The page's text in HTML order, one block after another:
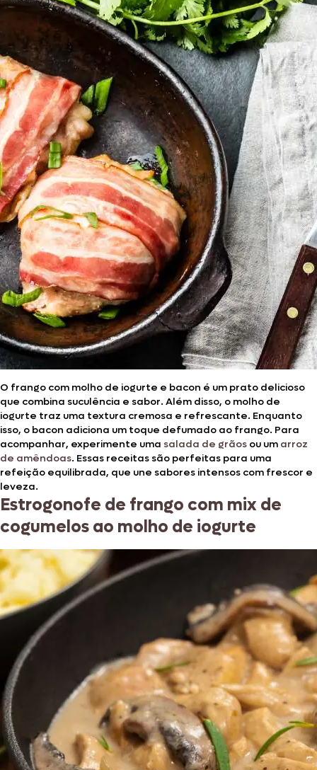
O frango com molho de iogurte e bacon é um prato delicioso
que combina suculência e sabor. Além disso, o molho de
iogurte traz uma textura cremosa e refrescante. Enquanto
isso, o bacon adiciona um toque defumado ao frango. Para
acompanhar, experimente uma salada de grãos ou um arroz
de amêndoas. Essas receitas são perfeitas para uma
refeição equilibrada, que une sabores intensos com frescor e
leveza.
Estrogonofe de frango com mix de
cogumelos ao molho de iogurte